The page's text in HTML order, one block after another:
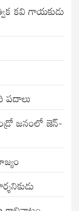
కవి గాయకుడు
పదాలు
జనంలో జెన్-